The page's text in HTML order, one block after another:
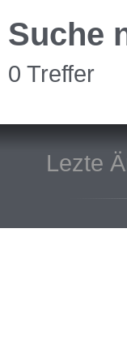
Suche
0 Treffer
Lezte